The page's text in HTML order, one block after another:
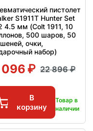
пистолет
S1911T Hunter Set
4.5 мм (Colt 1911, 10
500 шаров, 50
очки,
набор)
22 896
В
корзину
Товар в
наличии